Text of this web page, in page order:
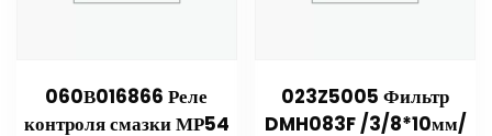
060В016866 Реле
контроля смазки МР54
023Z5005 Фильтр
DMH083F /3/8*10мм/